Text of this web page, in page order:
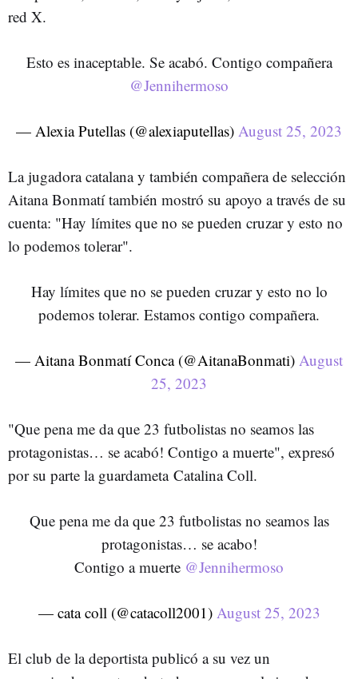
red X.
Esto es inaceptable. Se acabó. Contigo compañera
@Jennihermoso
— Alexia Putellas (@alexiaputellas) August 25, 2023
La jugadora catalana y también compañera de selección
Aitana Bonmatí también mostró su apoyo a través de su
cuenta: "Hay límites que no se pueden cruzar y esto no
lo podemos tolerar".
Hay límites que no se pueden cruzar y esto no lo
podemos tolerar. Estamos contigo compañera.
— Aitana Bonmatí Conca (@AitanaBonmati) August
25, 2023
"Que pena me da que 23 futbolistas no seamos las
protagonistas… se acabó! Contigo a muerte", expresó
por su parte la guardameta Catalina Coll.
Que pena me da que 23 futbolistas no seamos las
protagonistas… se acabo!
Contigo a muerte @Jennihermoso
— cata coll (@catacoll2001) August 25, 2023
El club de la deportista publicó a su vez un